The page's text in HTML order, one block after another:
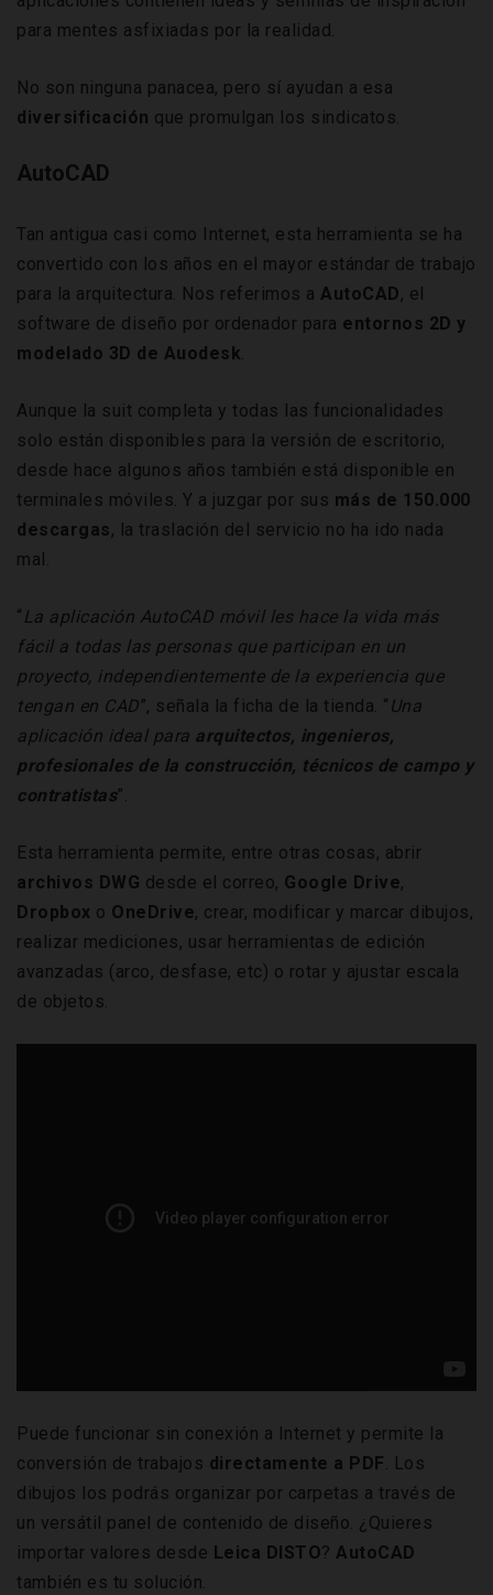
para mentes asfixiadas por la realidad.
No son ninguna panacea, pero sí ayudan a esa
diversificación que promulgan los sindicatos.
AutoCAD
Tan antigua casi como Internet, esta herramienta se ha
convertido con los años en el mayor estándar de trabajo
para la arquitectura. Nos referimos a AutoCAD, el
software de diseño por ordenador para entornos 2D y
modelado 3D de Auodesk.
Aunque la suit completa y todas las funcionalidades
solo están disponibles para la versión de escritorio,
desde hace algunos años también está disponible en
terminales móviles. Y a juzgar por sus más de 150.000
descargas, la traslación del servicio no ha ido nada
mal.
“ La aplicación AutoCAD móvil les hace la vida más
fácil a todas las personas que participan en un
proyecto, independientemente de la experiencia que
tengan en CAD”, señala la ficha de la tienda. “ Una
aplicación ideal para arquitectos, ingenieros,
profesionales de la construcción, técnicos de campo y
contratistas”.
Esta herramienta permite, entre otras cosas, abrir
archivos DWG desde el correo, Google Drive,
Dropbox o OneDrive, crear, modificar y marcar dibujos,
realizar mediciones, usar herramientas de edición
avanzadas (arco, desfase, etc) o rotar y ajustar escala
de objetos.
Puede funcionar sin conexión a Internet y permite la
conversión de trabajos directamente a PDF. Los
dibujos los podrás organizar por carpetas a través de
un versátil panel de contenido de diseño. ¿Quieres
importar valores desde Leica DISTO? AutoCAD
también es tu solución.